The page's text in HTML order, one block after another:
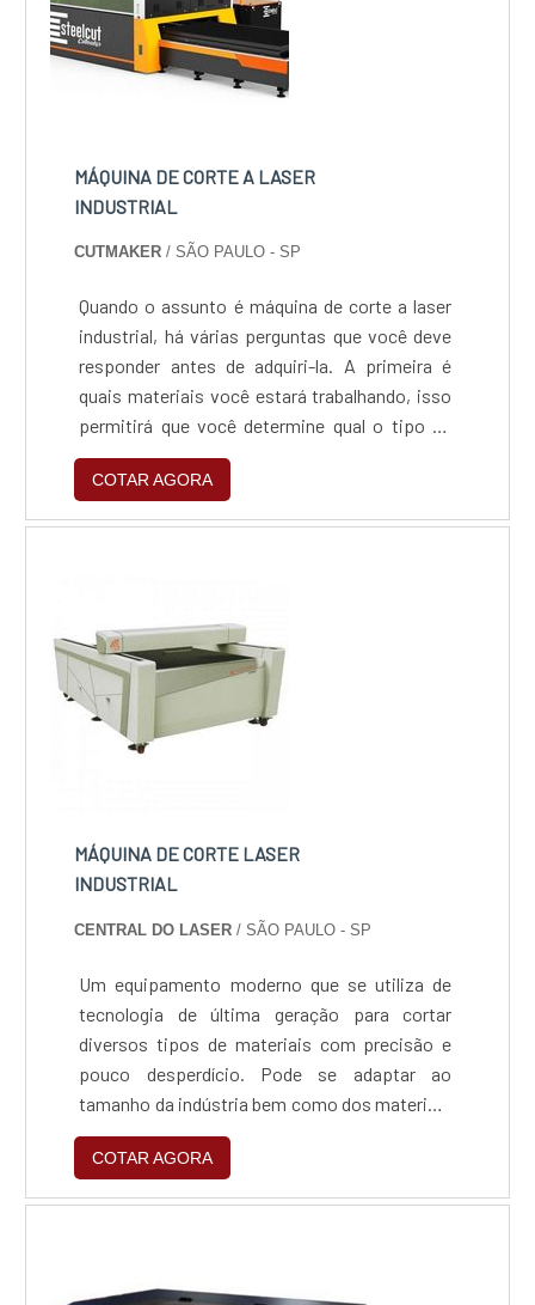
MÁQUINA DE CORTE A LASER
INDUSTRIAL
CUTMAKER/ SÃO PAULO - SP
Quando o assunto é máquina de corte a laser
industrial, há várias perguntas que você deve
responder antes de adquiri-la. A primeira é
quais materiais você estará trabalhando, isso
permitirá que você determine qual o tipo de
laser você precisa - CO2 ou
fibra.Funcionalidade correta do materialÉ
preciso definir o tamanho máximo do material
COTAR AGORA
MÁQUINA DE CORTE LASER
INDUSTRIAL
CENTRAL DO LASER/ SÃO PAULO - SP
Um equipamento moderno que se utiliza de
tecnologia de última geração para cortar
diversos tipos de materiais com precisão e
pouco desperdício. Pode se adaptar ao
tamanho da indústria bem como dos materiais
que nela são inseridos, de acordo com a
necessidade produção. Além disso, possui
recursos programáveis para executar a tarefa
COTAR AGORA